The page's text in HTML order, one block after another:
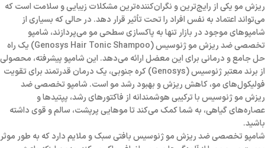
ریزش مو یکی از رایج‌ترین و نگران‌کننده‌ترین مشکلات زیبایی و سلامت است که
می‌تواند اعتماد به نفس افراد را تحت تأثیر قرار دهد. در حالی که بسیاری از
شامپوهای موجود در بازار تنها به پاکسازی سطحی مو می‌پردازند، شامپو
تخصصی ضد ریزش مو ژنوسیس (Genosys Hair Tonic Shampoo) یک راه
حل جامع و درمانی برای این معضل ارائه می‌دهد. این شامپو پیشرفته، محصولی
از برند معتبر ژنوسیس (Genosys) کره جنوبی، یک درمان قدرتمند برای تقویت
فولیکول‌های مو، کاهش ریزش و بهبود رشد مو است. شامپو تخصصی ضد
ریزش مو ژنوسیس با ترکیبی هوشمندانه از فاکتورهای رشد، پپتیدها و
عصاره‌های گیاهی، به شما کمک می‌کند تا موهایی پرپشت، سالم و قوی داشته
باشید.
شامپو تخصصی ضد ریزش مو ژنوسیس بافتی سبک و ملایم دارد که به طور موثر